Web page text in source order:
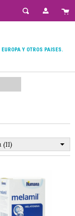
Y OTROS PAISES.